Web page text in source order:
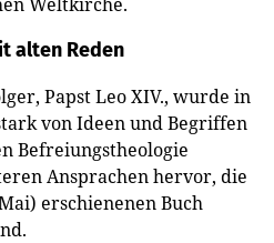
alten Reden
Papst Leo XIV., wurde in
von Ideen und Begriffen
Befreiungstheologie
Ansprachen hervor, die
erschienenen Buch